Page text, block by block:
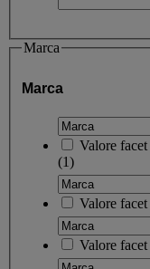
Marca
Marca
Valore facet
(1)
Valore facet
Valore facet